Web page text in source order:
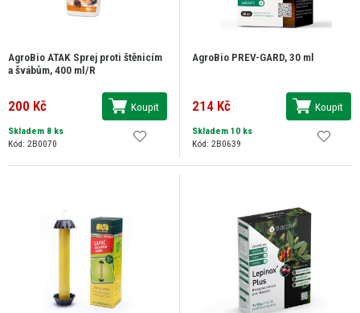
AgroBio ATAK Sprej proti štěnicím
a švábům, 400 ml/R
200 Kč Koupit
Skladem 8 ks
Kód: 2B0070
AgroBio PREV-GARD, 30 ml
214 Kč Koupit
Skladem 10 ks
Kód: 2B0639